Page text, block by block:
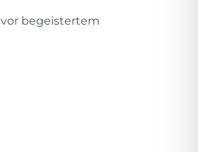
vor begeistertem